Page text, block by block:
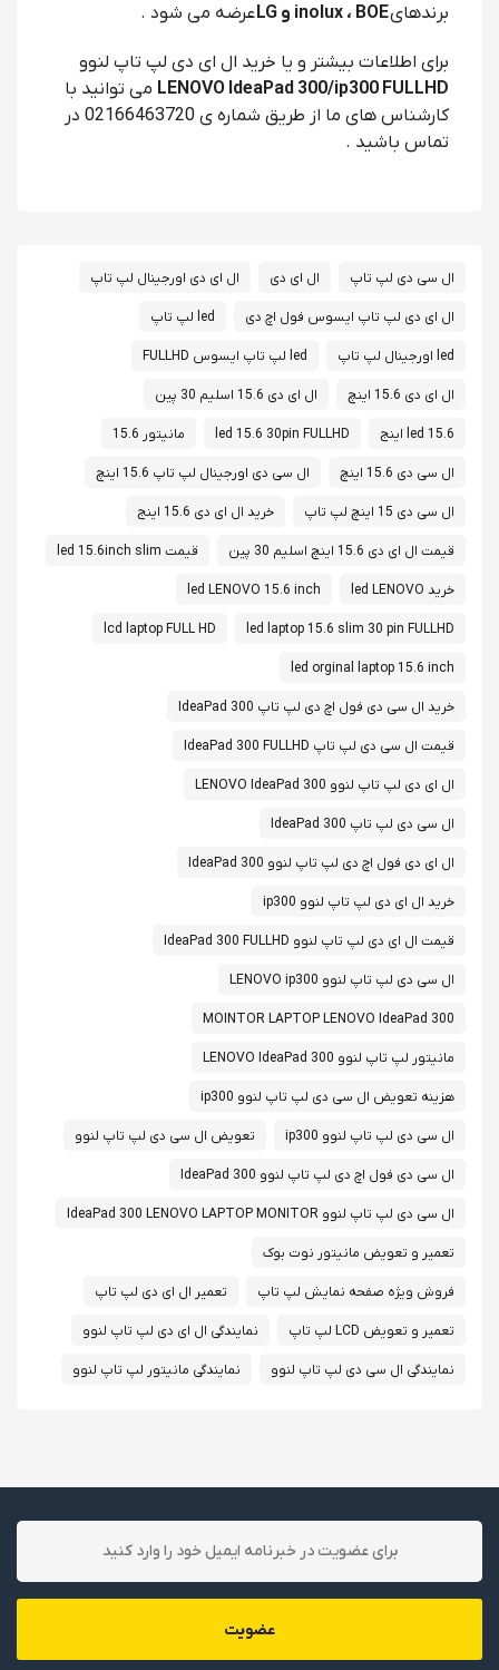
برندهایinolux ، BOE و LG عرضه می شود .
برای اطلاعات بیشتر و یا خرید ال ای دی لپ تاپ لنوو
LENOVO IdeaPad 300/ip300 FULLHD
می توانید با
کارشناس های ما از طریق شماره ی 02166463720 در
تماس باشید .
ال سی دی لپ تاپ ال ای دی ال ای دی اورجینال لپ تاپ
ال ای دی لپ تاپ ایسوس فول اچ دی led لپ تاپ
led اورجینال لپ تاپ led لپ تاپ ایسوس FULLHD
ال ای دی 15.6 اینچ ال ای دی 15.6 اسلیم 30 پین
led 15.6 اینج led 15.6 30pin FULLHD مانیتور 15.6
ال سی دی 15.6 اینچ ال سی دی اورجینال لپ تاپ 15.6 اینچ
ال سی دی 15 اینچ لپ تاپ خرید ال ای دی 15.6 اینج
قیمت ال ای دی 15.6 اینچ اسلیم 30 پین قیمت led 15.6inch slim
خرید led LENOVO led LENOVO 15.6 inch
led laptop 15.6 slim 30 pin FULLHD
lcd laptop FULL HD
led orginal laptop 15.6 inch
خرید ال سی دی فول اچ دی لپ تاپ IdeaPad 300
قیمت ال سی دی لپ تاپ IdeaPad 300 FULLHD
ال ای دی لپ تاپ لنوو LENOVO IdeaPad 300
ال سی دی لپ تاپ IdeaPad 300
ال ای دی فول اچ دی لپ تاپ لنوو IdeaPad 300
خرید ال ای دی لپ تاپ لنوو ip300
قیمت ال ای دی لپ تاپ لنوو IdeaPad 300 FULLHD
ال سی دی لپ تاپ لنوو LENOVO ip300
MOINTOR LAPTOP LENOVO IdeaPad 300
مانیتور لپ تاپ لنوو LENOVO IdeaPad 300
هزینه تعویض ال سی دی لپ تاپ لنوو ip300
ال سی دی لپ تاپ لنوو ip300 تعویض ال سی دی لپ تاپ لنوو
ال سی دی فول اچ دی لپ تاپ لنوو IdeaPad 300
ال سی دی لپ تاپ لنوو IdeaPad 300 LENOVO LAPTOP MONITOR
تعمیر و تعویض مانیتور نوت بوک
فروش ویژه صفحه نمایش لپ تاپ تعمیر ال ای دی لپ تاپ
تعمیر و تعویض LCD لپ تاپ نمایندگی ال ای دی لپ تاپ لنوو
نمایندگی ال سی دی لپ تاپ لنوو نمایندگی مانیتور لپ تاپ لنوو
عضویت